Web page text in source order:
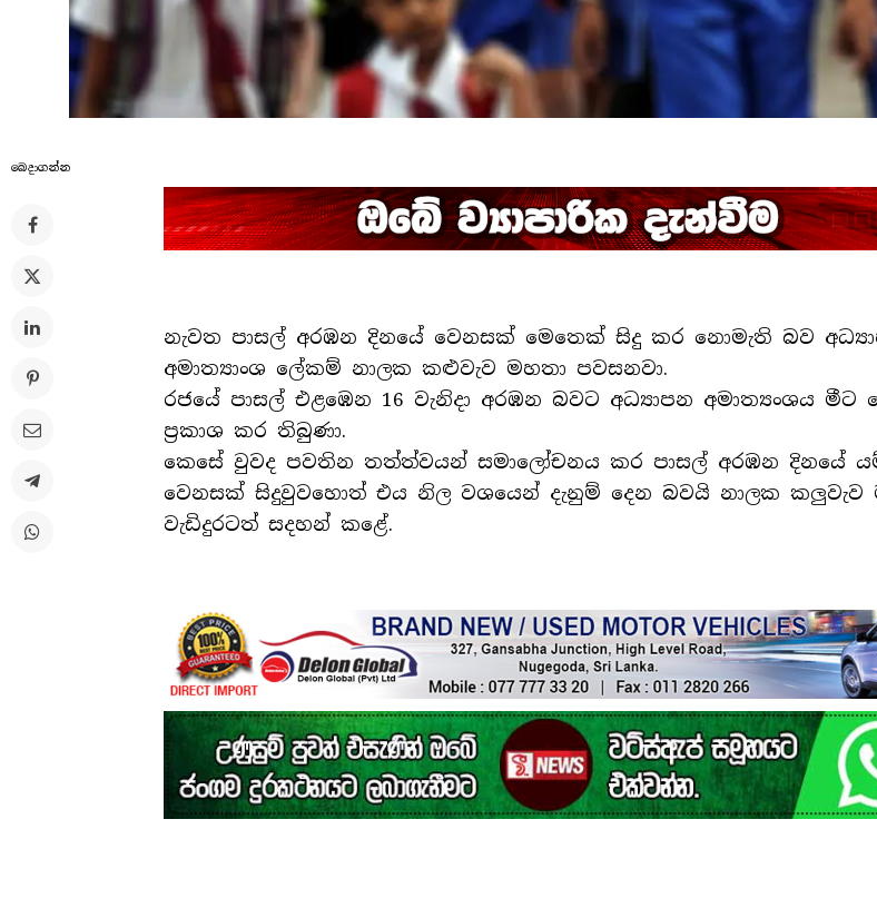
බෙදාගන්​න
නැවත පාසල් අරඹන දිනයේ වෙනසක් මෙතෙක් සිදු කර නොමැති බව
අමාත්‍යාංශ ලේකම් නාලක කළුවැව මහතා පවසනවා.
රජයේ පාසල් එළඹෙන 16 වැනිදා අරඹන බවට අධ්‍යාපන අමාත්‍යංශය මීට
ප්‍රකාශ කර තිබුණා.
කෙසේ වුවද පවතින තත්ත්වයන් සමාලෝචනය කර පාසල් අරඹන දිනයේ
වෙනසක් සිදුවුවහොත් එය නිල වශයෙන් දැනුම් දෙන බවයි නාලක කලුවැව
වැඩිදුරටත් සදහන් කළේ.